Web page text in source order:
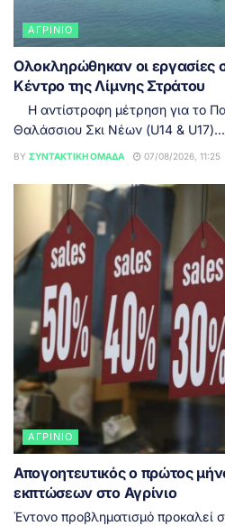
ΑΓΡΊΝΙΟ
Ολοκληρώθηκαν οι εργασίες
Κέντρο της Λίμνης Στράτου
Η αντίστροφη μέτρηση για το
Θαλάσσιου Σκι Νέων (U14 & U17)...
BY ΣΥΝΤΑΚΤΙΚΉ ΟΜΆΔΑ 07/08/2026, 11:25
ΑΓΡΊΝΙΟ
Απογοητευτικός ο πρώτος
εκπτώσεων στο Αγρίνιο
Έντονο προβληματισμό προκαλεί